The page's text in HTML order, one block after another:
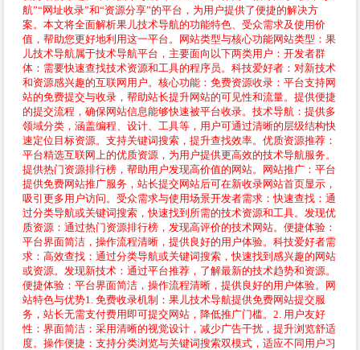
航”“网址收录”和“资源分享”的平台，为用户提供了便捷的解决方
案。本文将全面解析果儿技术导航的功能特色、受众需求及使用价
值，帮助您更好地利用这一平台。网站类型与核心功能网站类型：果
儿技术导航属于技术导航平台，主要面向以下两类用户：开发者群
体：需要快速查找技术资源和工具的程序员。科技爱好者：对新技术
和资源感兴趣的互联网用户。核心功能：免费资源收录：平台支持网
站的免费提交与收录，帮助站长提升网站的可见性和流量。提供便捷
的提交流程，确保网站信息能够快速被平台收录。技术导航：提供多
领域分类，涵盖编程、设计、工具等，用户可通过清晰的层级结构快
速定位目标资源。支持关键词搜索，提升查找效率。优质资源推荐：
平台精选互联网上的优质资源，为用户提供更高效的技术导航服务。
提供热门资源排行榜，帮助用户发现高价值的网站。网站推广：平台
提供免费网站推广服务，站长提交网站后可在新收录网站首页显示，
吸引更多用户访问。受众需求与使用场景开发者需求：快速查找：通
过分类导航或关键词搜索，快速找到所需的技术资源和工具。发现优
质资源：通过热门资源排行榜，发现高评价的技术网站。便捷体验：
平台界面简洁，操作流程清晰，提供良好的用户体验。科技爱好者需
求：高效查找：通过分类导航或关键词搜索，快速找到感兴趣的网站
或资源。发现新技术：通过平台推荐，了解最新的技术趋势和资源。
便捷体验：平台界面简洁，操作流程清晰，提供良好的用户体验。网
站特色与优势1. 免费收录机制：果儿技术导航提供免费网站提交服
务，站长无需支付费用即可提交网站，降低推广门槛。2. 用户友好
性：界面简洁：采用清晰的视觉设计，减少广告干扰，提升浏览舒适
度。操作便捷：支持分类浏览与关键词搜索双模式，适应不同用户习